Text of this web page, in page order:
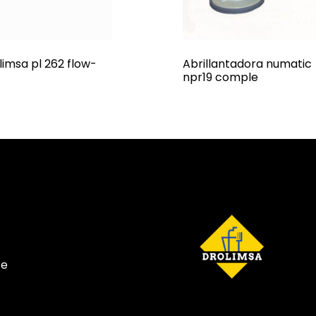
pl 262 flow-
Abrillantadora numatic
npr19 comple